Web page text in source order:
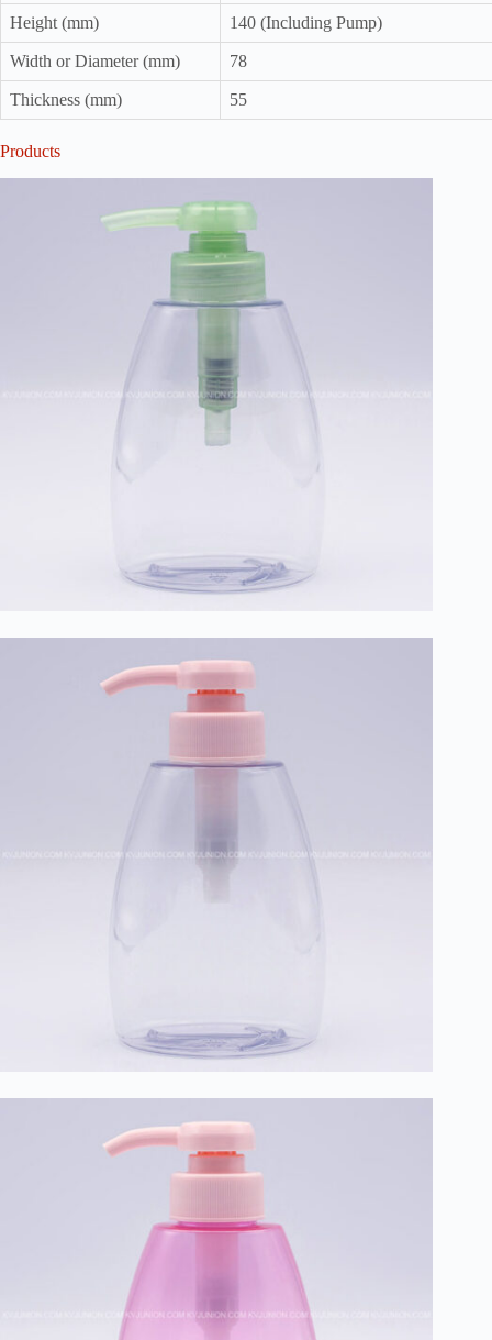
Height (mm) 140 (Including Pump)
Width or Diameter (mm) 78
Thickness (mm) 55
Products